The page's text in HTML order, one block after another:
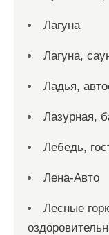
Лагуна
Лагуна,
Ладья,
Лазурная,
Лебедь,
Лена-Авто
Лесные